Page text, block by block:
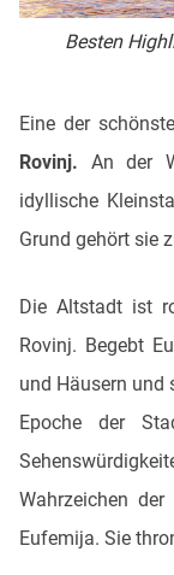
Besten
Eine der
Rovinj. An der
idyllische
Grund gehört sie
Die Altstadt ist
Rovinj. Begebt
und Häusern und
Epoche der
Wahrzeichen
Eufemija. Sie